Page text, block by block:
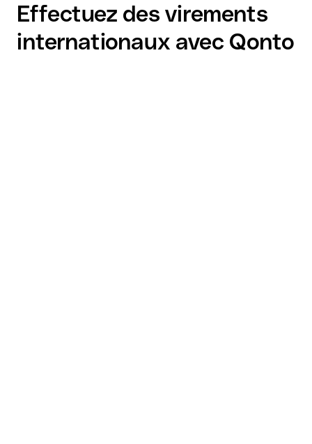
Effectuez des virements
internationaux avec Qonto